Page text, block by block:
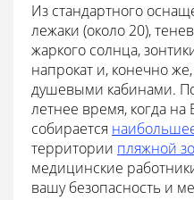
Из стандартного
лежаки (около 20),
жаркого солнца,
напрокат и, конечно
душевыми кабинами.
летнее время, когда
собирается
территории пляжной
медицинские
вашу безопасность и